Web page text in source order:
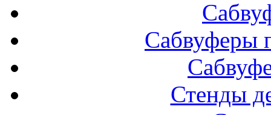
Сабвуферы
Стенды